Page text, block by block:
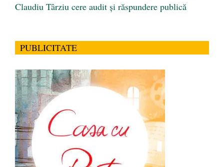
Claudiu Târziu cere audit și răspundere publică
PUBLICITATE